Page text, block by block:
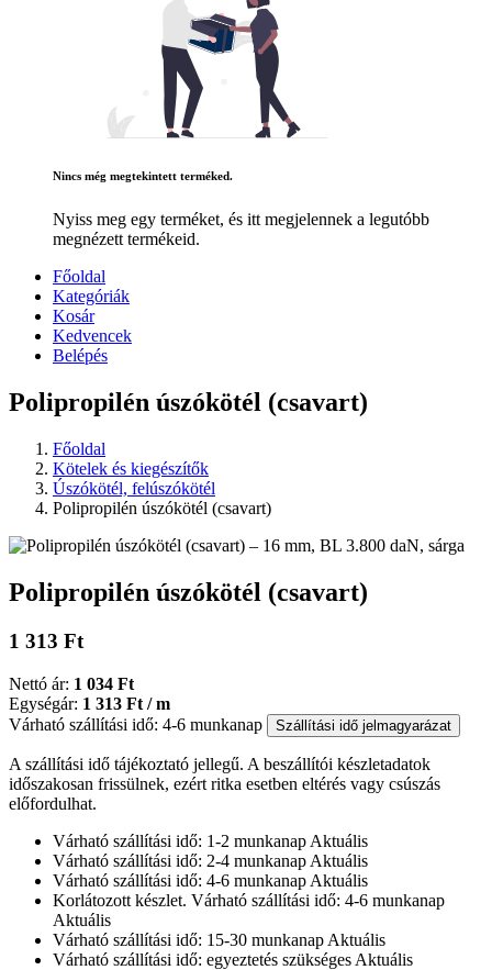
Nincs még megtekintett terméked.
Nyiss meg egy terméket, és itt megjelennek a legutóbb
megnézett termékeid.
Főoldal
Kategóriák
Kosár
Kedvencek
Belépés
Polipropilén úszókötél (csavart)
Főoldal
Kötelek és kiegészítők
Úszókötél, felúszókötél
Polipropilén úszókötél (csavart)
Polipropilén úszókötél (csavart)
1 313 Ft
Nettó ár: 1 034 Ft
Egységár: 1 313 Ft / m
Várható szállítási idő: 4-6 munkanap
Szállítási idő jelmagyarázat
A szállítási idő tájékoztató jellegű. A beszállítói készletadatok
időszakosan frissülnek, ezért ritka esetben eltérés vagy csúszás
előfordulhat.
Várható szállítási idő: 1-2 munkanap Aktuális
Várható szállítási idő: 2-4 munkanap Aktuális
Várható szállítási idő: 4-6 munkanap Aktuális
Korlátozott készlet. Várható szállítási idő: 4-6 munkanap
Aktuális
Várható szállítási idő: 15-30 munkanap Aktuális
Várható szállítási idő: egyeztetés szükséges Aktuális